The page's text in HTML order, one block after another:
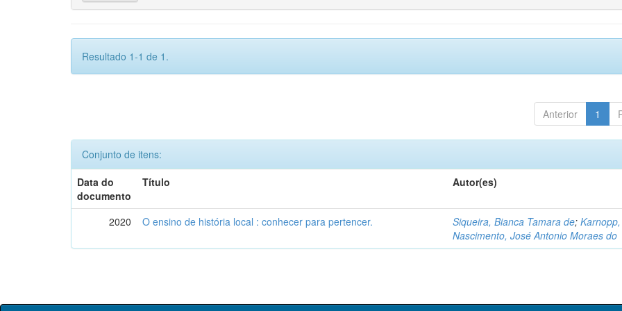
Resultado 1-1 de 1.
Anterior 1
Conjunto de itens:
Data do
documento
Título Autor(es)
2020 O ensino de história local : conhecer para pertencer. Siqueira, Bianca Tamara de;
Nascimento, José Antonio Moraes do